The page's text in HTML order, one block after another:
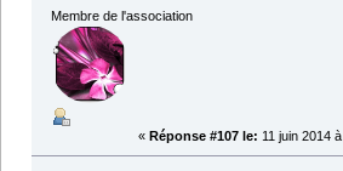
Membre de l'association
« Réponse #107 le: 11 juin 2014